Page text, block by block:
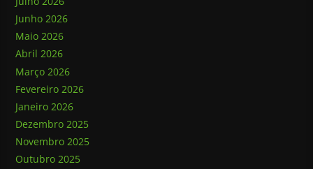
Junho 2026
Maio 2026
Abril 2026
Março 2026
Fevereiro 2026
Janeiro 2026
Dezembro 2025
Novembro 2025
Outubro 2025